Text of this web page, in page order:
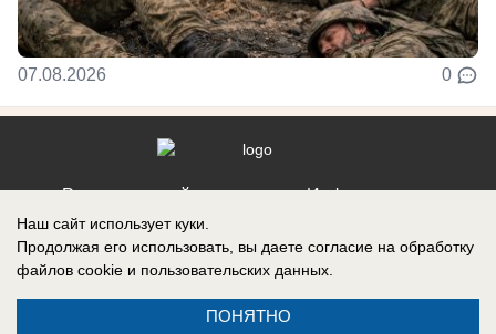
07.08.2026 0
Реклама на сайте
Контакты
Информация
Наш сайт использует куки.
Продолжая его использовать, вы даете согласие на обработку
файлов cookie и пользовательских данных.
ПОНЯТНО